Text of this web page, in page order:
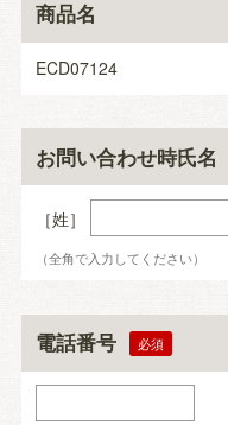
商品名
ECD07124
お問い合わせ時氏名
［姓］
（全角で入力してください）
電話番号